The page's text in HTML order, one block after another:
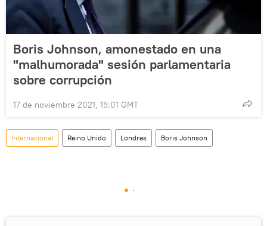
Boris Johnson, amonestado en una
"malhumorada" sesión parlamentaria
sobre corrupción
17 de noviembre 2021, 15:01 GMT
Internacional Reino Unido Londres Boris Johnson